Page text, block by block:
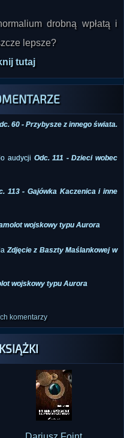
lepsze?
tutaj
60 - Przybysze z innego świata.
Zdjęcie z Baszty Maślankowej w
Dariusz Foint
Dziennik z Mysłakowic